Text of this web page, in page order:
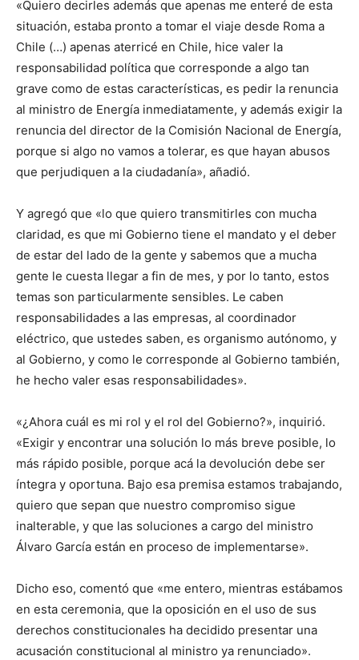
«Quiero decirles además que apenas me enteré de esta
situación, estaba pronto a tomar el viaje desde Roma a
Chile (…) apenas aterricé en Chile, hice valer la
responsabilidad política que corresponde a algo tan
grave como de estas características, es pedir la renuncia
al ministro de Energía inmediatamente, y además exigir la
renuncia del director de la Comisión Nacional de Energía,
porque si algo no vamos a tolerar, es que hayan abusos
que perjudiquen a la ciudadanía», añadió.
Y agregó que «lo que quiero transmitirles con mucha
claridad, es que mi Gobierno tiene el mandato y el deber
de estar del lado de la gente y sabemos que a mucha
gente le cuesta llegar a fin de mes, y por lo tanto, estos
temas son particularmente sensibles. Le caben
responsabilidades a las empresas, al coordinador
eléctrico, que ustedes saben, es organismo autónomo, y
al Gobierno, y como le corresponde al Gobierno también,
he hecho valer esas responsabilidades».
«¿Ahora cuál es mi rol y el rol del Gobierno?», inquirió.
«Exigir y encontrar una solución lo más breve posible, lo
más rápido posible, porque acá la devolución debe ser
íntegra y oportuna. Bajo esa premisa estamos trabajando,
quiero que sepan que nuestro compromiso sigue
inalterable, y que las soluciones a cargo del ministro
Álvaro García están en proceso de implementarse».
Dicho eso, comentó que «me entero, mientras estábamos
en esta ceremonia, que la oposición en el uso de sus
derechos constitucionales ha decidido presentar una
acusación constitucional al ministro ya renunciado».